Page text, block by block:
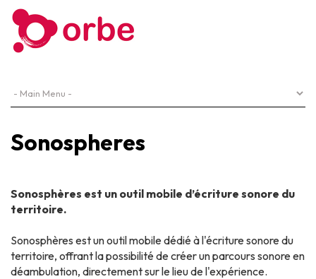
Sonospheres
Sonosphères est un outil mobile d’écriture sonore du
territoire.
Sonosphères est un outil mobile dédié à l'écriture sonore du
territoire, offrant la possibilité de créer un parcours sonore en
déambulation, directement sur le lieu de l'expérience.